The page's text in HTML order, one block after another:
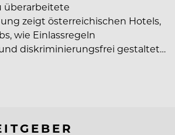
überarbeitete
zeigt österreichischen Hotels,
wie Einlassregeln
diskriminierungsfrei gestaltet…